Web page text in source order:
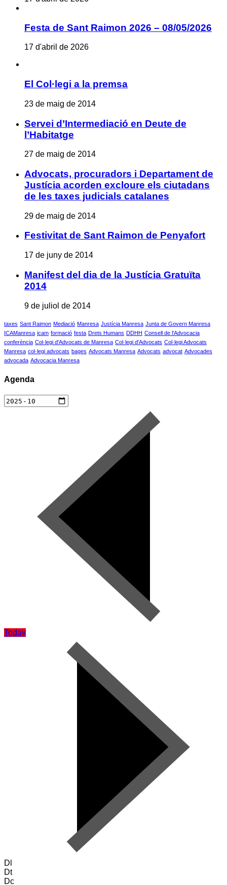
Festa de Sant Raimon 2026 – 08/05/2026
17 d'abril de 2026
El Col·legi a la premsa
23 de maig de 2014
Servei d’Intermediació en Deute de
l’Habitatge
27 de maig de 2014
Advocats, procuradors i Departament de
Justícia acorden excloure els ciutadans
de les taxes judicials catalanes
29 de maig de 2014
Festivitat de Sant Raimon de Penyafort
17 de juny de 2014
Manifest del dia de la Justícia Gratuïta
2014
9 de juliol de 2014
taxes Sant Raimon Mediació Manresa Justícia Manresa Junta de Govern Manresa
ICAManresa icam formació festa Drets Humans DDHH Consell de l'Advocacia
conferència Col·legi d'Advocats de Manresa Col·legi d'Advocats Col·legi Advocats
Manresa col·legi advocats bages Advocats Manresa Advocats advocat Advocades
advocada Advocacia Manresa
Agenda
Today
Dl
Dt
Dc